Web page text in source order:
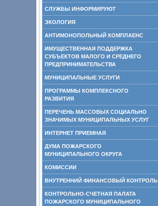
СЛУЖБЫ ИНФОРМИРУЮТ
ЭКОЛОГИЯ
АНТИМОНОПОЛЬНЫЙ КОМПЛАЕНС
ИМУЩЕСТВЕННАЯ ПОДДЕРЖКА
СУБЪЕКТОВ МАЛОГО И СРЕДНЕГО
ПРЕДПРИНИМАТЕЛЬСТВА
МУНИЦИПАЛЬНЫЕ УСЛУГИ
ПРОГРАММЫ КОМПЛЕКСНОГО
РАЗВИТИЯ
ПЕРЕЧЕНЬ МАССОВЫХ СОЦИАЛЬНО
ЗНАЧИМЫХ МУНИЦИПАЛЬНЫХ УСЛУГ
ИНТЕРНЕТ ПРИЕМНАЯ
ДУМА ПОЖАРСКОГО
МУНИЦИПАЛЬНОГО ОКРУГА
КОМИССИИ
ВНУТРЕННИЙ ФИНАНСОВЫЙ КОНТРОЛЬ
КОНТРОЛЬНО-СЧЕТНАЯ ПАЛАТА
ПОЖАРСКОГО МУНИЦИПАЛЬНОГО